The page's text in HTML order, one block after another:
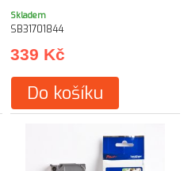
Skladem
SB31701844
339 Kč
Do košíku